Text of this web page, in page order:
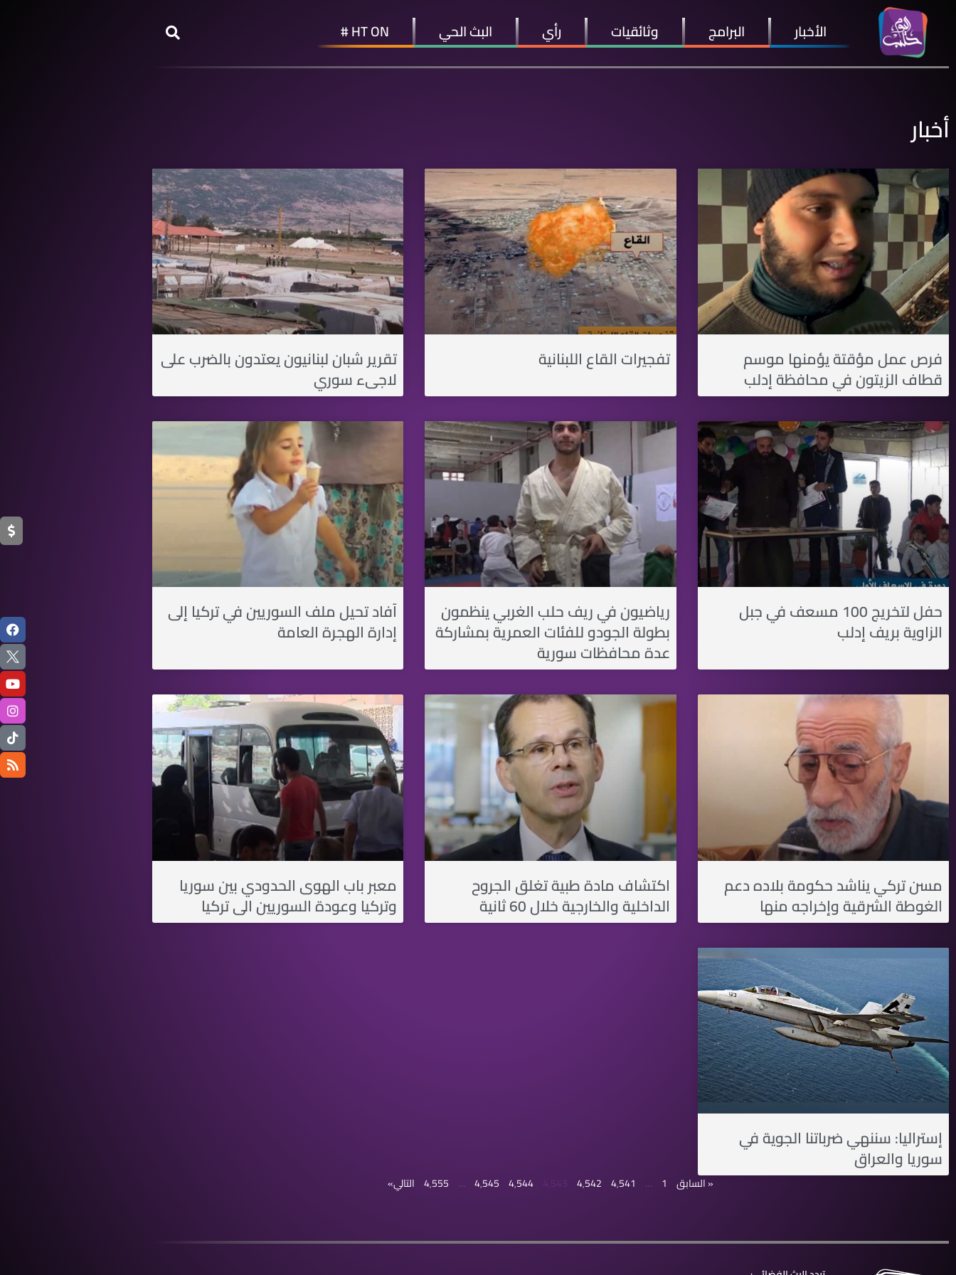
الأخبار البرامج وثائقيات رأي البث الحي HT ON #
أخبار
فرص عمل مؤقتة يؤمنها موسم
قطاف الزيتون في محافظة إدلب
تفجيرات القاع اللبنانية تقرير شبان لبنانيون يعتدون بالضرب على
لاجىء سوري
حفل لتخريج 100 مسعف في جبل
الزاوية بريف إدلب
رياضيون في ريف حلب الغربي ينظمون
بطولة الجودو للفئات العمرية بمشاركة
عدة محافظات سورية
آفاد تحيل ملف السوريين في تركيا إلى
إدارة الهجرة العامة
مسن تركي يناشد حكومة بلاده دعم
الغوطة الشرقية وإخراجه منها
اكتشاف مادة طبية تغلق الجروح
الداخلية والخارجية خلال 60 ثانية
معبر باب الهوى الحدودي بين سوريا
وتركيا وعودة السوريين الى تركيا
إستراليا: سننهي ضرباتنا الجوية في
سوريا والعراق
« السابق 1
… 4٬541 4٬542 4٬543 4٬544 4٬545 … 4٬555 التالي»